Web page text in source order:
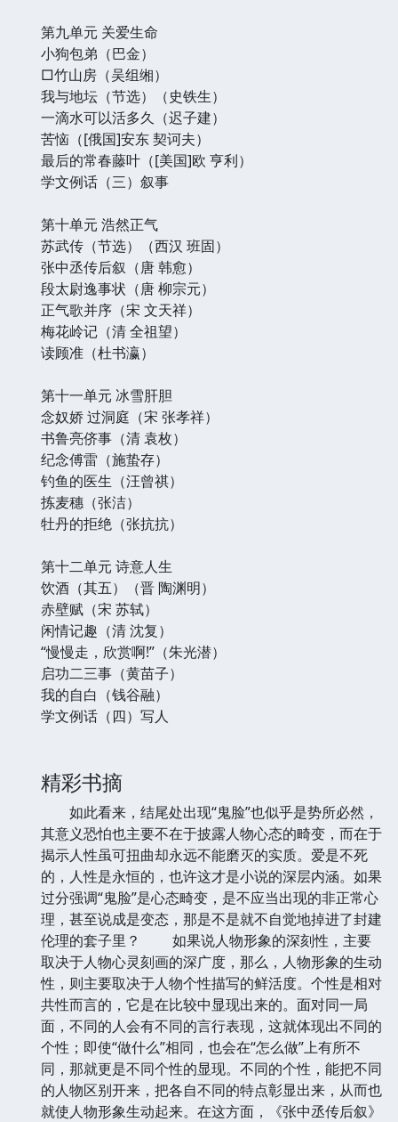
第九单元 关爱生命
小狗包弟（巴金）
□竹山房（吴组缃）
我与地坛（节选）（史铁生）
一滴水可以活多久（迟子建）
苦恼（[俄国]安东 契诃夫）
最后的常春藤叶（[美国]欧 亨利）
学文例话（三）叙事
第十单元 浩然正气
苏武传（节选）（西汉 班固）
张中丞传后叙（唐 韩愈）
段太尉逸事状（唐 柳宗元）
正气歌并序（宋 文天祥）
梅花岭记（清 全祖望）
读顾准（杜书瀛）
第十一单元 冰雪肝胆
念奴娇 过洞庭（宋 张孝祥）
书鲁亮侪事（清 袁枚）
纪念傅雷（施蛰存）
钓鱼的医生（汪曾祺）
拣麦穗（张洁）
牡丹的拒绝（张抗抗）
第十二单元 诗意人生
饮酒（其五）（晋 陶渊明）
赤壁赋（宋 苏轼）
闲情记趣（清 沈复）
“慢慢走，欣赏啊!”（朱光潜）
启功二三事（黄苗子）
我的自白（钱谷融）
学文例话（四）写人
精彩书摘
如此看来，结尾处出现“鬼脸”也似乎是势所必然，
其意义恐怕也主要不在于披露人物心态的畸变，而在于
揭示人性虽可扭曲却永远不能磨灭的实质。爱是不死
的，人性是永恒的，也许这才是小说的深层内涵。如果
过分强调“鬼脸”是心态畸变，是不应当出现的非正常心
理，甚至说成是变态，那是不是就不自觉地掉进了封建
伦理的套子里？ 如果说人物形象的深刻性，主要
取决于人物心灵刻画的深广度，那么，人物形象的生动
性，则主要取决于人物个性描写的鲜活度。个性是相对
共性而言的，它是在比较中显现出来的。面对同一局
面，不同的人会有不同的言行表现，这就体现出不同的
个性；即使“做什么”相同，也会在“怎么做”上有所不
同，那就更是不同个性的显现。不同的个性，能把不同
的人物区别开来，把各自不同的特点彰显出来，从而也
就使人物形象生动起来。在这方面，《张中丞传后叙》